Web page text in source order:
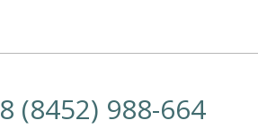
8 (8452) 988-664